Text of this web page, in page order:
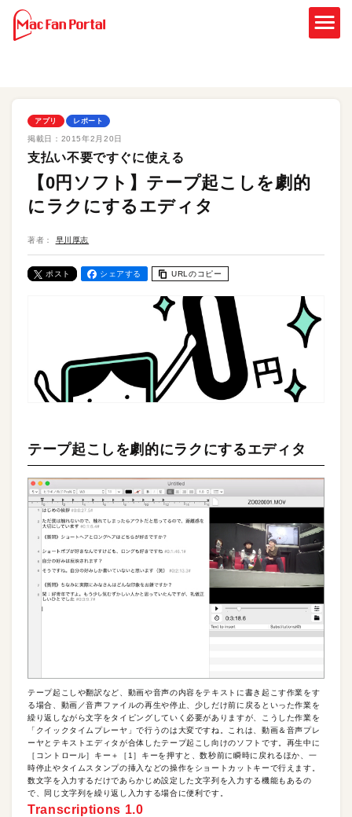
アプリ レポート
掲載日： 2015年2月20日
支払い不要ですぐに使える
【0円ソフト】テープ起こしを劇的
にラクにするエディタ
著者： 早川厚志
ポスト シェアする URLのコピー
テープ起こしを劇的にラクにするエディタ
テープ起こしや翻訳など、動画や音声の内容をテキストに書き起こす作業をす
る場合、動画／音声ファイルの再生や停止、少しだけ前に戻るといった作業を
繰り返しながら文字をタイピングしていく必要がありますが、こうした作業を
「クイックタイムプレーヤ」で行うのは大変ですね。これは、動画＆音声プレ
ーヤとテキストエディタが合体したテープ起こし向けのソフトです。再生中に
［コントロール］キー＋［1］キーを押すと、数秒前に瞬時に戻れるほか、一
時停止やタイムスタンプの挿入などの操作をショートカットキーで行えます。
数文字を入力するだけであらかじめ設定した文字列を入力する機能もあるの
で、同じ文字列を繰り返し入力する場合に便利です。
Transcriptions 1.0